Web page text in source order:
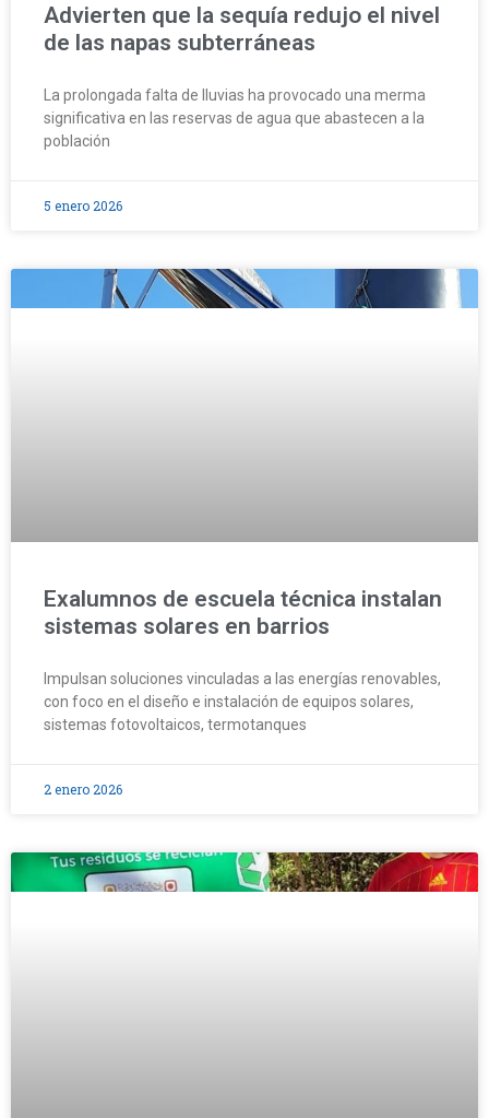
Advierten que la sequía redujo el nivel
de las napas subterráneas
La prolongada falta de lluvias ha provocado una merma
significativa en las reservas de agua que abastecen a la
población
5 enero 2026
Exalumnos de escuela técnica instalan
sistemas solares en barrios
Impulsan soluciones vinculadas a las energías renovables,
con foco en el diseño e instalación de equipos solares,
sistemas fotovoltaicos, termotanques
2 enero 2026